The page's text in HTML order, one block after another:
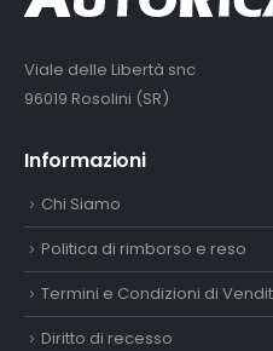
Viale delle Libertà snc
96019 Rosolini (SR)
Informazioni
Chi Siamo
Politica di rimborso e reso
Termini e Condizioni di
Diritto di recesso